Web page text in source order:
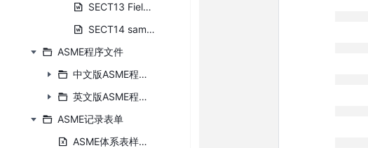
SECT13 Field site Assembly control.doc
SECT14 sample forms index(updated).doc
ASME程序文件
中文版ASME程序文件
英文版ASME程序文件
ASME记录表单
ASME体系表样清单.xlsx